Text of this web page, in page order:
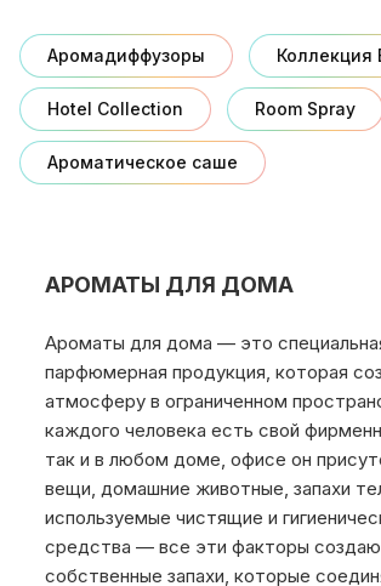
Аромадиффузоры Коллекция
Hotel Collection Room Spray
Ароматическое саше
АРОМАТЫ ДЛЯ ДОМА
Ароматы для дома — это
парфюмерная продукция, которая
атмосферу в ограниченном
каждого человека есть свой
так и в любом доме, офисе он
вещи, домашние животные, запахи
используемые чистящие и
средства — все эти факторы
собственные запахи, которые